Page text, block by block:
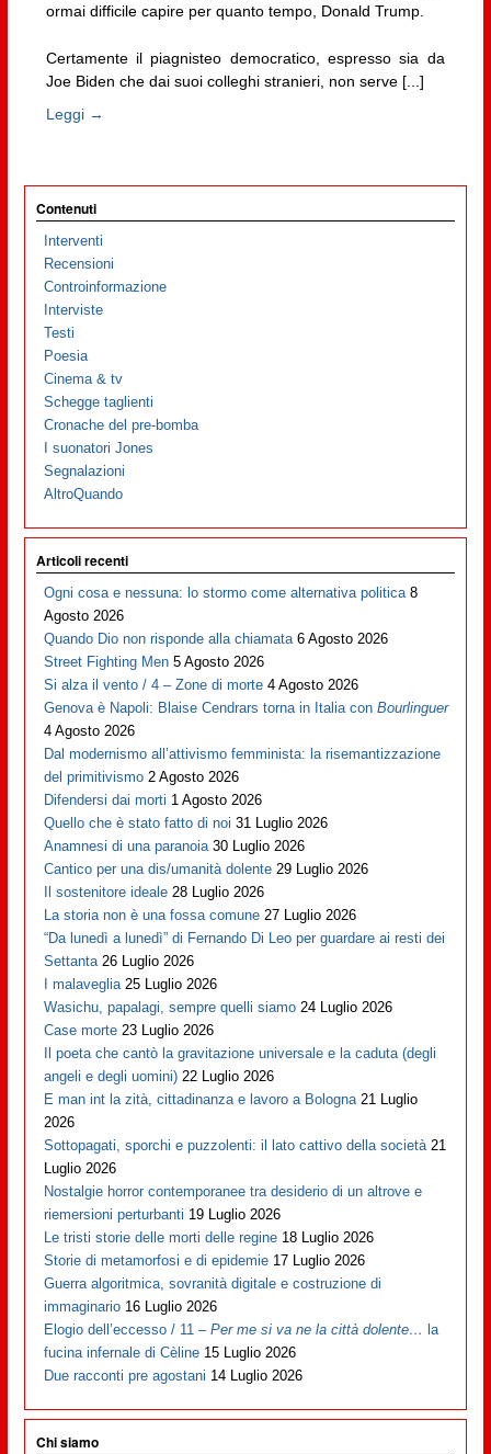
ormai difficile capire per quanto tempo, Donald Trump.
Certamente il piagnisteo democratico, espresso sia da
Joe Biden che dai suoi colleghi stranieri, non serve [...]
Leggi →
Contenuti
Interventi
Recensioni
Controinformazione
Interviste
Testi
Poesia
Cinema & tv
Schegge taglienti
Cronache del pre-bomba
I suonatori Jones
Segnalazioni
AltroQuando
Articoli recenti
Ogni cosa e nessuna: lo stormo come alternativa politica 8
Agosto 2026
Quando Dio non risponde alla chiamata 6 Agosto 2026
Street Fighting Men 5 Agosto 2026
Si alza il vento / 4 – Zone di morte 4 Agosto 2026
Genova è Napoli: Blaise Cendrars torna in Italia conBourlinguer
4 Agosto 2026
Dal modernismo all’attivismo femminista: la risemantizzazione
del primitivismo 2 Agosto 2026
Difendersi dai morti 1 Agosto 2026
Quello che è stato fatto di noi 31 Luglio 2026
Anamnesi di una paranoia 30 Luglio 2026
Cantico per una dis/umanità dolente 29 Luglio 2026
Il sostenitore ideale 28 Luglio 2026
La storia non è una fossa comune 27 Luglio 2026
“Da lunedì a lunedì” di Fernando Di Leo per guardare ai resti dei
Settanta 26 Luglio 2026
I malaveglia 25 Luglio 2026
Wasichu, papalagi, sempre quelli siamo 24 Luglio 2026
Case morte 23 Luglio 2026
Il poeta che cantò la gravitazione universale e la caduta (degli
angeli e degli uomini) 22 Luglio 2026
E man int la zità, cittadinanza e lavoro a Bologna 21 Luglio
2026
Sottopagati, sporchi e puzzolenti: il lato cattivo della società 21
Luglio 2026
Nostalgie horror contemporanee tra desiderio di un altrove e
riemersioni perturbanti 19 Luglio 2026
Le tristi storie delle morti delle regine 18 Luglio 2026
Storie di metamorfosi e di epidemie 17 Luglio 2026
Guerra algoritmica, sovranità digitale e costruzione di
immaginario 16 Luglio 2026
Elogio dell’eccesso / 11 –Per me si va ne la città dolente… la
fucina infernale di Cèline 15 Luglio 2026
Due racconti pre agostani 14 Luglio 2026
Chi siamo